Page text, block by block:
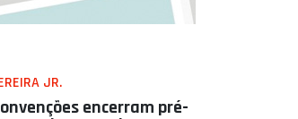
JR.
encerram pré-